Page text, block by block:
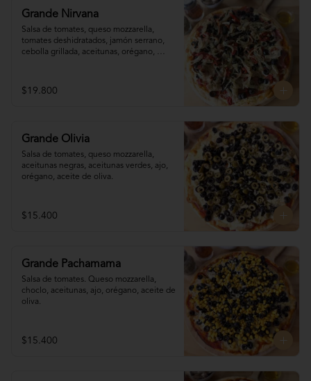
Grande Nirvana
Salsa de tomates, queso mozzarella,
tomates deshidratados, jamón serrano,
cebolla grillada, aceitunas, orégano,
$19.800
Grande Olivia
Salsa de tomates, queso mozzarella,
aceitunas negras, aceitunas verdes, ajo,
orégano, aceite de oliva.
$15.400
Grande Pachamama
Salsa de tomates. Queso mozzarella,
choclo, aceitunas, ajo, orégano, aceite de
oliva.
$15.400